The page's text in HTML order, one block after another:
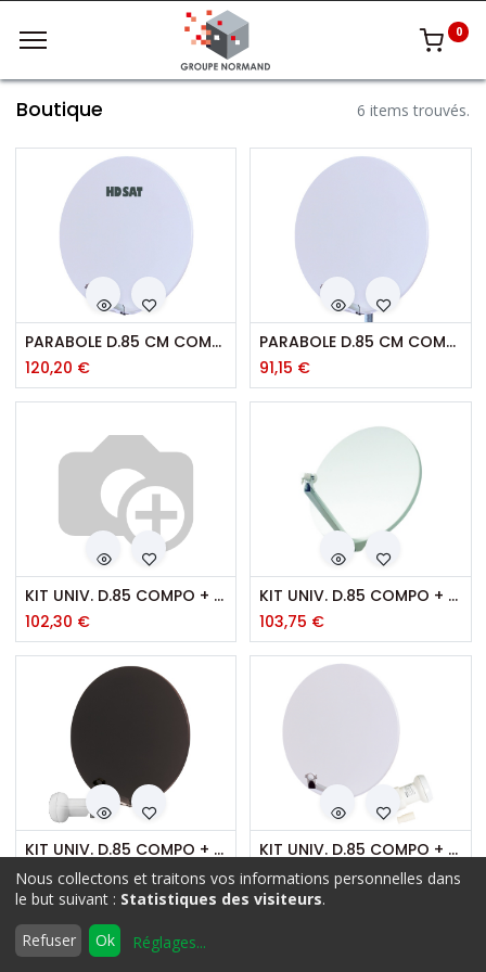
Filtres Nom : Z à A
Accueil Rechercher
0
Boutique 6 items trouvés.
PARABOLE D.85 CM COMPOSITE + BRIDES INOX
120,20 €
PARABOLE D.85 CM COMPOSITE
91,15 €
KIT UNIV. D.85 COMPO + LNB - COULEUR
102,30 €
KIT UNIV. D.85 COMPO + LNB - BRIDES INOX
103,75 €
KIT UNIV. D.85 COMPO + LNB - ANTHRACITE
102,30€
KIT UNIV. D.85 COMPO + LNB
108,00€
Nous collectons et traitons vos informations personnelles dans
le but suivant : Statistiques des visiteurs.
Refuser Ok Réglages...